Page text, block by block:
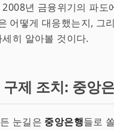
년 금융위기의 파
어떻게 대응했는지, 그
히 알아볼 것이다.
제 조치: 중앙
눈길은 중앙은행들로